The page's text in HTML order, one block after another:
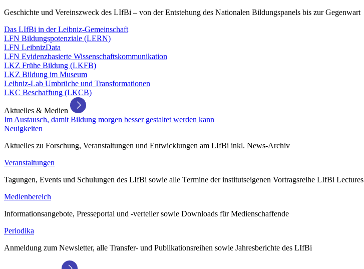
Geschichte und Vereinszweck des LIfBi – von der Entstehung des Nationalen Bildungspanels bis zur Gegenwart
Das LIfBi in der Leibniz-Gemeinschaft
LFN Bildungspotenziale (LERN)
LFN LeibnizData
LFN Evidenzbasierte Wissenschaftskommunikation
LKZ Frühe Bildung (LKFB)
LKZ Bildung im Museum
Leibniz-Lab Umbrüche und Transformationen
LKC Beschaffung (LKCB)
Aktuelles & Medien
Im Austausch, damit Bildung morgen besser gestaltet werden kann
Neuigkeiten
Aktuelles zu Forschung, Veranstaltungen und Entwicklungen am LIfBi inkl. News-Archiv
Veranstaltungen
Tagungen, Events und Schulungen des LIfBi sowie alle Termine der institutseigenen Vortragsreihe LIfBi Lectures
Medienbereich
Informationsangebote, Presseportal und -verteiler sowie Downloads für Medienschaffende
Periodika
Anmeldung zum Newsletter, alle Transfer- und Publikationsreihen sowie Jahresberichte des LIfBi